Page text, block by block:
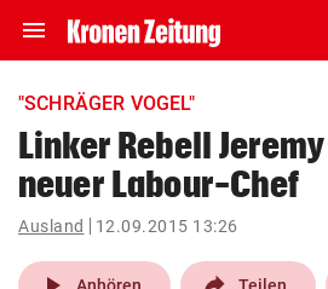
menu Navigation
ein-/ausklappen
account_circle Anmelden
pin_drop
Wien
"SCHRÄGER VOGEL"
Linker Rebell
neuer Labour-Chef
Ausland 12.09.2015 13:26